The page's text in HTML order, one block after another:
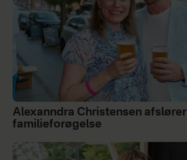
Alexanndra Christensen afslører
familieforøgelse